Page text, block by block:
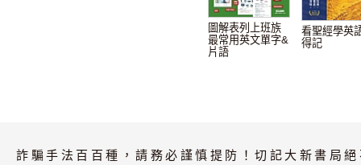
圖解表列上班族
最常用英文單字&
片語
看聖經學英
得記
詐騙手法百百種，請務必謹慎提防！切記大新書局